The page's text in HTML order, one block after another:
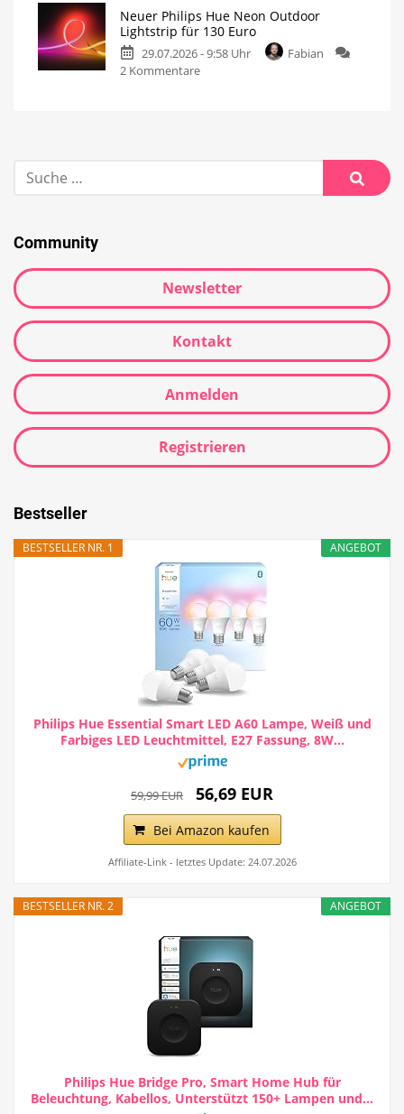
Neuer Philips Hue Neon Outdoor
Lightstrip für 130 Euro
29.07.2026 - 9:58 Uhr
Fabian
2 Kommentare
Community
Newsletter
Kontakt
Anmelden
Registrieren
Bestseller
ANGEBOT
BESTSELLER NR. 1
Philips Hue Essential Smart LED A60 Lampe, Weiß und
Farbiges LED Leuchtmittel, E27 Fassung, 8W...
59,99 EUR 56,69 EUR
Bei Amazon kaufen
Affiliate-Link - letztes Update: 24.07.2026
ANGEBOT
BESTSELLER NR. 2
Philips Hue Bridge Pro, Smart Home Hub für
Beleuchtung, Kabellos, Unterstützt 150+ Lampen und...